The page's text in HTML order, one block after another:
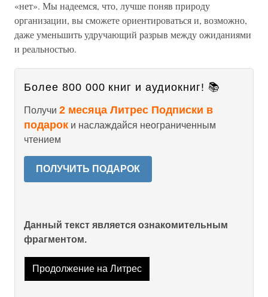
«нет». Мы надеемся, что, лучше поняв природу
организации, вы сможете ориентироваться и, возможно,
даже уменьшить удручающий разрыв между ожиданиями
и реальностью.
Более 800 000 книг и аудиокниг! 📚
Получи 2 месяца Литрес Подписки в
подарок и наслаждайся неограниченным
чтением
ПОЛУЧИТЬ ПОДАРОК
Данный текст является ознакомительным
фрагментом.
Продолжение на Литрес